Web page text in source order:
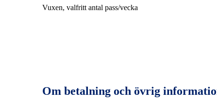
Vuxen, valfritt antal pass/vecka
Om betalning och övrig